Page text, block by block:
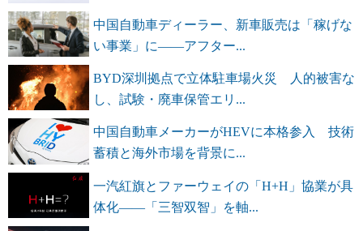
中国自動車ディーラー、新車販売は「稼げな
い事業」に――アフター...
BYD深圳拠点で立体駐車場火災 人的被害な
し、試験・廃車保管エリ...
中国自動車メーカーがHEVに本格参入 技術
蓄積と海外市場を背景に...
一汽紅旗とファーウェイの「H+H」協業が具
体化――「三智双智」を軸...